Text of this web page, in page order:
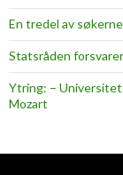
En tredel av
Statsråden
Ytring: –
Mozart